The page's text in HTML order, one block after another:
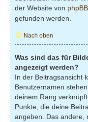
der Website von
gefunden werden.
Nach oben
Was sind das für
angezeigt werden?
In der Beitragsansicht
Benutzernamen
deinem Rang
Punkte, die deine
angeben. Das andere,